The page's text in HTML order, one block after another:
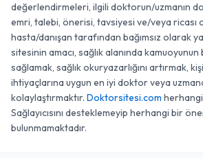
değerlendirmeleri, ilgili doktorun/uzmanın
emri, talebi, önerisi, tavsiyesi ve/veya ricası
hasta/danışan tarafından bağımsız olarak
sitesinin amacı, sağlık alanında
sağlamak, sağlık okuryazarlığını artırmak,
ihtiyaçlarına uygun en iyi doktor veya uzmana
kolaylaştırmaktır. Doktorsitesi.com herhangi
Sağlayıcısını desteklemeyip herhangi bir
bulunmamaktadır.